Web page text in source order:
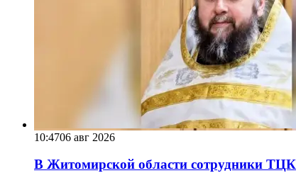
10:4706 авг 2026
В Житомирской области сотрудники